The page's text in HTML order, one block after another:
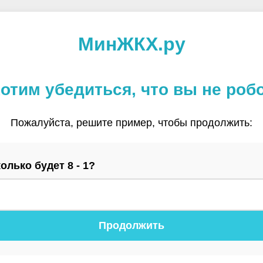
МинЖКХ.ру
убедиться, что вы не
Пожалуйста, решите пример, чтобы продолжить:
будет 8 - 1?
Продолжить